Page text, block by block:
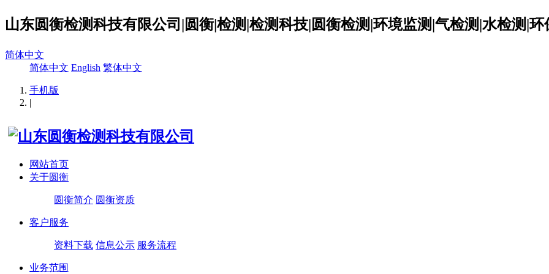
山东圆衡检测科技有限公司|圆衡|检测|检测科技|圆衡检测|环境监测|气检测|水检测|环
简体中文
简体中文 English 繁体中文
手机版
|
网站首页
关于圆衡
圆衡简介 圆衡资质
客户服务
资料下载 信息公示 服务流程
业务范围